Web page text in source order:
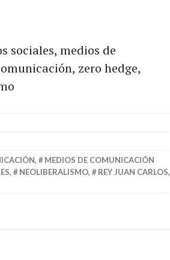
sociales, medios de
zero hedge,
,
MEDIOS DE COMUNICACIÓN
, NEOLIBERALISMO, REY JUAN CARLOS,